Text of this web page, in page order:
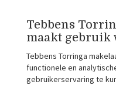
Tebbens
maakt gebruik
Tebbens Torringa
functionele en
gebruikerservaring te